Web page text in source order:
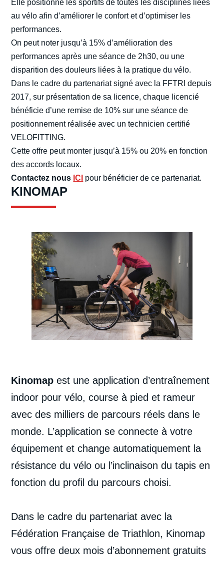
Elle positionne les sportifs de toutes les disciplines liées
au vélo afin d’améliorer le confort et d’optimiser les
performances.
On peut noter jusqu’à 15% d’amélioration des
performances après une séance de 2h30, ou une
disparition des douleurs liées à la pratique du vélo.
Dans le cadre du partenariat signé avec la FFTRI depuis
2017, sur présentation de sa licence, chaque licencié
bénéficie d’une remise de 10% sur une séance de
positionnement réalisée avec un technicien certifié
VELOFITTING.
Cette offre peut monter jusqu’à 15% ou 20% en fonction
des accords locaux.
Contactez nous ICI pour bénéficier de ce partenariat.
KINOMAP
Kinomap est une application d’entraînement
indoor pour vélo, course à pied et rameur
avec des milliers de parcours réels dans le
monde. L’application se connecte à votre
équipement et change automatiquement la
résistance du vélo ou l’inclinaison du tapis en
fonction du profil du parcours choisi.
Dans le cadre du partenariat avec la
Fédération Française de Triathlon, Kinomap
vous offre deux mois d’abonnement gratuits